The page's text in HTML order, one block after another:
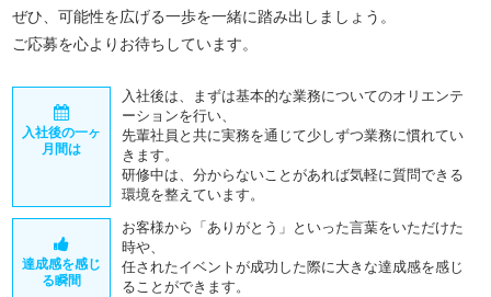
ぜひ、可能性を広げる一歩を一緒に踏み出しましょう。
ご応募を心よりお待ちしています。
入社後の一ヶ
月間は
入社後は、まずは基本的な業務についてのオリエンテ
ーションを行い、
先輩社員と共に実務を通じて少しずつ業務に慣れてい
きます。
研修中は、分からないことがあれば気軽に質問できる
環境を整えています。
達成感を感じ
る瞬間
お客様から「ありがとう」といった言葉をいただけた
時や、
任されたイベントが成功した際に大きな達成感を感じ
ることができます。